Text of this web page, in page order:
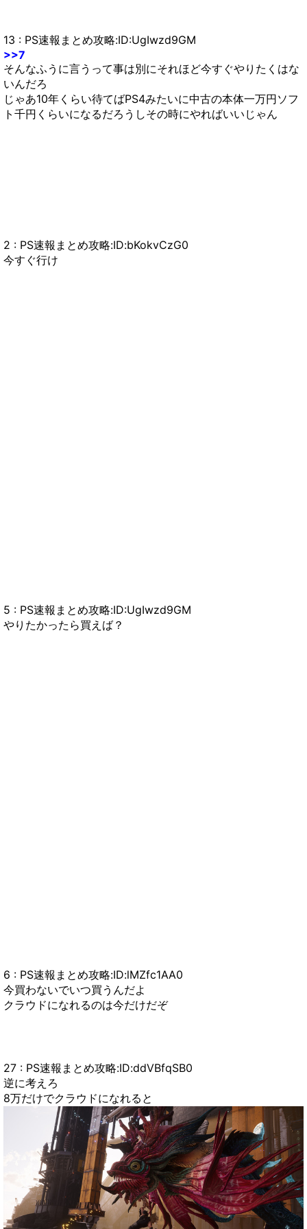
13 : PS速報まとめ攻略:ID:UgIwzd9GM
>>7
そんなふうに言うって事は別にそれほど今すぐやりたくはな
いんだろ
じゃあ10年くらい待てばPS4みたいに中古の本体一万円ソフ
ト千円くらいになるだろうしその時にやればいいじゃん
2 : PS速報まとめ攻略:ID:bKokvCzG0
今すぐ行け
5 : PS速報まとめ攻略:ID:UgIwzd9GM
やりたかったら買えば？
6 : PS速報まとめ攻略:ID:lMZfc1AA0
今買わないでいつ買うんだよ
クラウドになれるのは今だけだぞ
27 : PS速報まとめ攻略:ID:ddVBfqSB0
逆に考えろ
8万だけでクラウドになれると